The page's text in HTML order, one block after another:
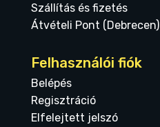
Szállítás és fizetés
Átvételi Pont (Debrecen)
Felhasználói fiók
Belépés
Regisztráció
Elfelejtett jelszó